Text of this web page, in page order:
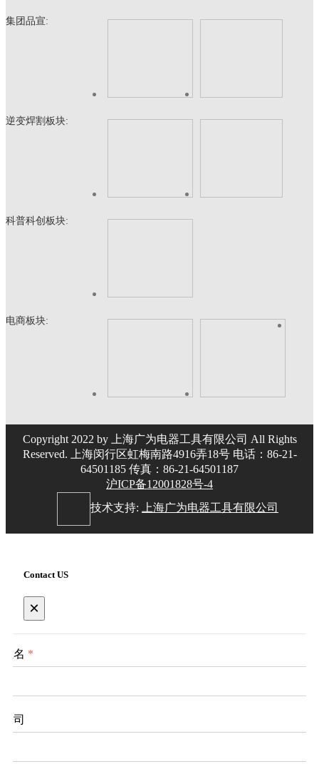
集团品宣:
逆变焊割板块:
科普科创板块:
电商板块:
Copyright 2022 by 上海广为电器工具有限公司 All Rights
Reserved. 上海闵行区虹梅南路4916弄18号 电话：86-21-
64501185 传真：86-21-64501187
沪ICP备12001828号-4
技术支持:上海广为电器工具有限公司
Contact US
×
姓名 *
公司